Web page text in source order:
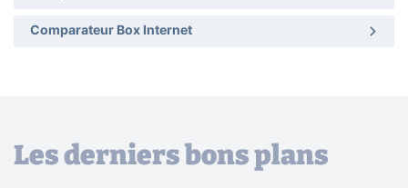
Comparateur Box Internet
Les derniers bons plans